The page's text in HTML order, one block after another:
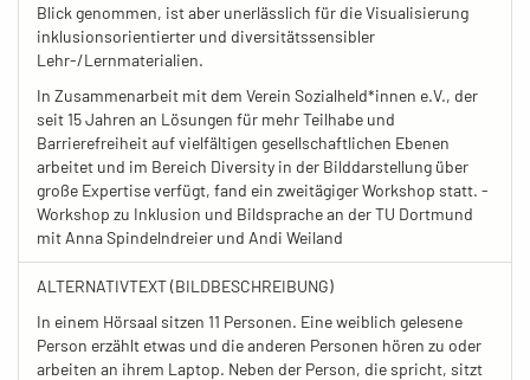
Blick genommen, ist aber unerlässlich für die Visualisierung
inklusionsorientierter und diversitätssensibler
Lehr-/Lernmaterialien.
In Zusammenarbeit mit dem Verein Sozialheld*innen e.V., der
seit 15 Jahren an Lösungen für mehr Teilhabe und
Barrierefreiheit auf vielfältigen gesellschaftlichen Ebenen
arbeitet und im Bereich Diversity in der Bilddarstellung über
große Expertise verfügt, fand ein zweitägiger Workshop statt. -
Workshop zu Inklusion und Bildsprache an der TU Dortmund
mit Anna Spindelndreier und Andi Weiland
ALTERNATIVTEXT (BILDBESCHREIBUNG)
In einem Hörsaal sitzen 11 Personen. Eine weiblich gelesene
Person erzählt etwas und die anderen Personen hören zu oder
arbeiten an ihrem Laptop. Neben der Person, die spricht, sitzt